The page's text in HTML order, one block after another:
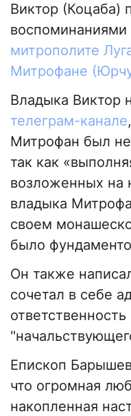
Виктор (Коцаба)
воспоминаниями
митрополите
Митрофане
Владыка Виктор
телеграм-канале
Митрофан был
так как
возложенных на
владыка
своем
было
Он также
сочетал в себе
Епископ
что огромная
накопленная